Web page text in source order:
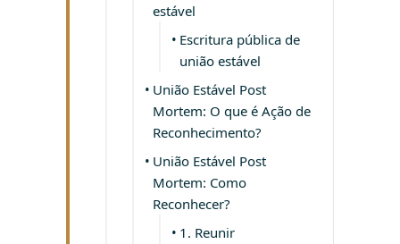
estável
Escritura pública de
união estável
União Estável Post
Mortem: O que é Ação de
Reconhecimento?
União Estável Post
Mortem: Como
Reconhecer?
1. Reunir